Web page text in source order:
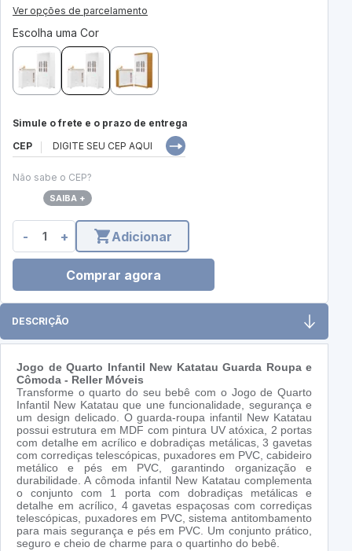
Ver opções de parcelamento
Escolha uma Cor
Simule o frete e o prazo de entrega
CEP
Não sabe o CEP?
SAIBA +
- + Adicionar
Comprar agora
DESCRIÇÃO
Jogo de Quarto Infantil New Katatau Guarda Roupa e
Cômoda - Reller Móveis
Transforme o quarto do seu bebê com o Jogo de Quarto
Infantil New Katatau que une funcionalidade, segurança e
um design delicado. O guarda-roupa infantil New Katatau
possui estrutura em MDF com pintura UV atóxica, 2 portas
com detalhe em acrílico e dobradiças metálicas, 3 gavetas
com corrediças telescópicas, puxadores em PVC, cabideiro
metálico e pés em PVC, garantindo organização e
durabilidade. A cômoda infantil New Katatau complementa
o conjunto com 1 porta com dobradiças metálicas e
detalhe em acrílico, 4 gavetas espaçosas com corrediças
telescópicas, puxadores em PVC, sistema antitombamento
para mais segurança e pés em PVC. Um conjunto prático,
seguro e cheio de charme para o quartinho do bebê.